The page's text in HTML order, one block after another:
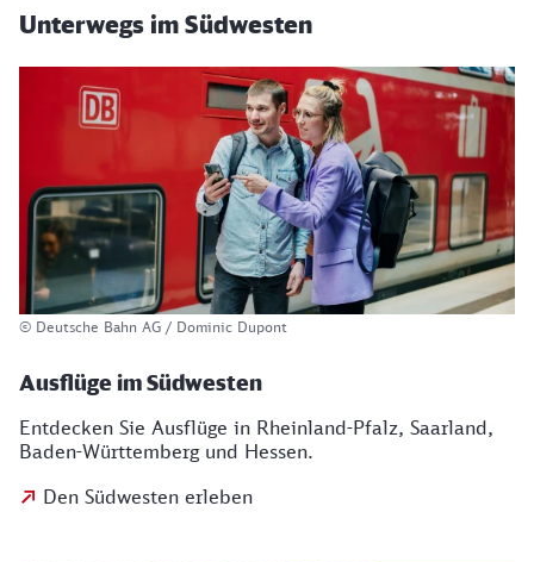
Unterwegs im Südwesten
© Deutsche Bahn AG / Dominic Dupont
Ausflüge im Südwesten
Entdecken Sie Ausflüge in Rheinland-Pfalz, Saarland,
Baden-Württemberg und Hessen.
Den Südwesten erleben